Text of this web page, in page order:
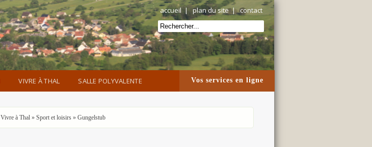
accueil |plan du site|contact
VIVRE À THAL SALLE POLYVALENTE Vos services en ligne
Vivre à Thal » Sport et loisirs » Gungelstub